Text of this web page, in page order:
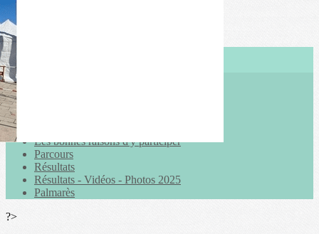
Exporter les lignes sélectionnées
Menu
<
>
Les bonnes raisons d'y participer
Parcours
Résultats
Résultats - Vidéos - Photos 2025
Palmarès
?>